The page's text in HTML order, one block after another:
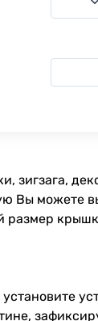
зигзага,
Вы можете